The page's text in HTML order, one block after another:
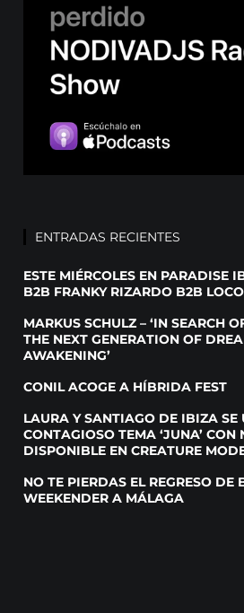
ENTRADAS RECIENTES
ESTE MIÉRCOLES EN PARADISE
B2B FRANKY RIZARDO B2B
MARKUS SCHULZ – ‘IN SEARCH
THE NEXT GENERATION OF
AWAKENING’
CONIL ACOGE A HÍBRIDA FEST
LAURA Y SANTIAGO DE IBIZA SE
CONTAGIOSO TEMA ‘JUNA’ CON
DISPONIBLE EN CREATURE
NO TE PIERDAS EL REGRESO DE
WEEKENDER A MÁLAGA